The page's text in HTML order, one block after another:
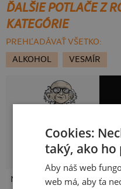
ĎALŠIE POTLAČE Z
KATEGÓRIE
PREHĽADÁVAŤ VŠETKO:
ALKOHOL
VESMÍR
Neklidný bez piva
Cookies:
taký, ako ho
Aby náš web
web má, aby ťa